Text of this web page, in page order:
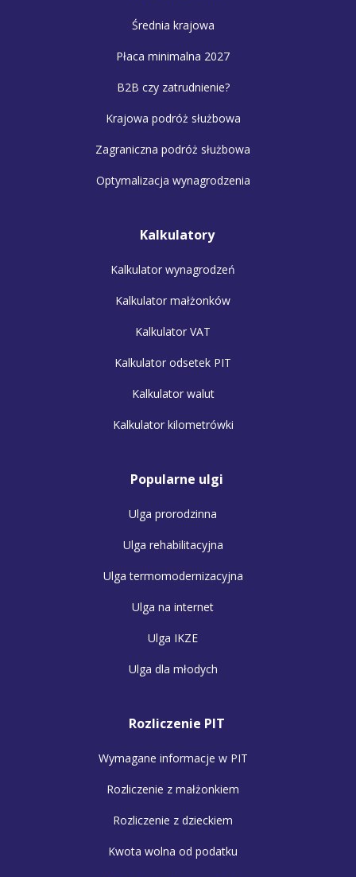
Średnia krajowa
Płaca minimalna 2027
B2B czy zatrudnienie?
Krajowa podróż służbowa
Zagraniczna podróż służbowa
Optymalizacja wynagrodzenia
Kalkulatory
Kalkulator wynagrodzeń
Kalkulator małżonków
Kalkulator VAT
Kalkulator odsetek PIT
Kalkulator walut
Kalkulator kilometrówki
Popularne ulgi
Ulga prorodzinna
Ulga rehabilitacyjna
Ulga termomodernizacyjna
Ulga na internet
Ulga IKZE
Ulga dla młodych
Rozliczenie PIT
Wymagane informacje w PIT
Rozliczenie z małżonkiem
Rozliczenie z dzieckiem
Kwota wolna od podatku